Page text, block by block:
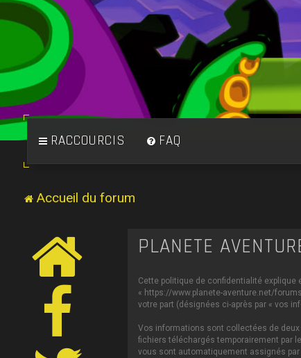
RACCOURCIS FAQ
Accueil du forum
PLANÈTE
Cette politique de confidentialité explique
« https://www.planete-aventure.net/
votre part (désignées ci-après par « vos
Vos informations sont collectées de
fichiers téléchargés temporairement par
vous sont automatiquement assignés